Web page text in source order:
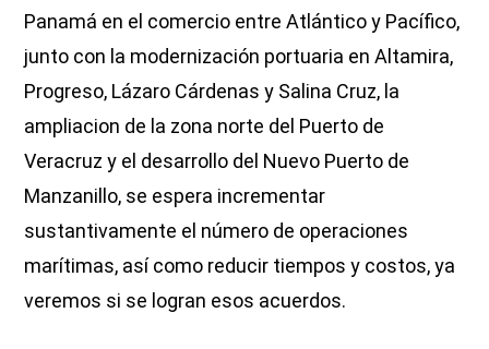
Panamá en el comercio entre Atlántico y Pacífico,
junto con la modernización portuaria en Altamira,
Progreso, Lázaro Cárdenas y Salina Cruz, la
ampliacion de la zona norte del Puerto de
Veracruz y el desarrollo del Nuevo Puerto de
Manzanillo, se espera incrementar
sustantivamente el número de operaciones
marítimas, así como reducir tiempos y costos, ya
veremos si se logran esos acuerdos.